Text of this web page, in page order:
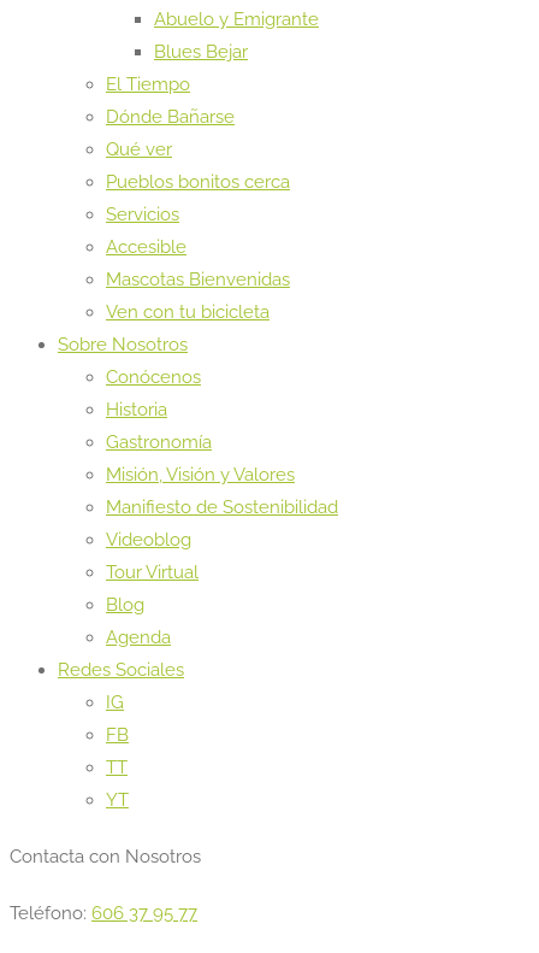
Abuelo y Emigrante
Blues Bejar
El Tiempo
Dónde Bañarse
Qué ver
Pueblos bonitos cerca
Servicios
Accesible
Mascotas Bienvenidas
Ven con tu bicicleta
Sobre Nosotros
Conócenos
Historia
Gastronomía
Misión, Visión y Valores
Manifiesto de Sostenibilidad
Videoblog
Tour Virtual
Blog
Agenda
Redes Sociales
IG
FB
TT
YT
Contacta con Nosotros
Teléfono: 606 37 95 77